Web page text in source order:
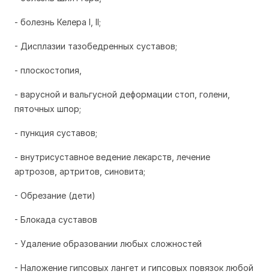
- болезнь Келера I, II;
- Дисплазии тазобедренных суставов;
- плоскостопия,
- варусной и вальгусной деформации стоп, голени,
пяточных шпор;
- пункция суставов;
- внутрисуставное ведение лекарств, лечение
артрозов, артритов, синовита;
- Обрезание (дети)
- Блокада суставов
- Удаление образовании любых сложностей
- Наложение гипсовых лангет и гипсовых повязок любой